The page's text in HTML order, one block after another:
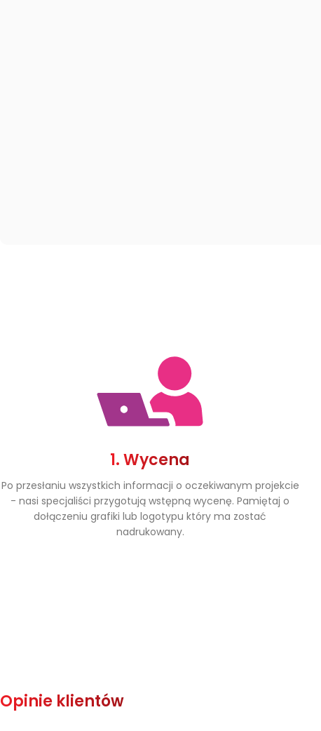
1. Wycena
Po przesłaniu wszystkich informacji o oczekiwanym projekcie
- nasi specjaliści przygotują wstępną wycenę. Pamiętaj o
dołączeniu grafiki lub logotypu który ma zostać
nadrukowany.
Opinie klientów